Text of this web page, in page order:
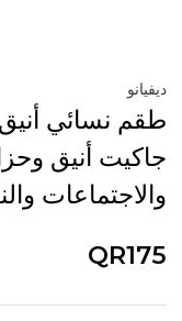
ديفيانو
طقم نسائي
جاكيت أنيق
والاجتماعات
QR175